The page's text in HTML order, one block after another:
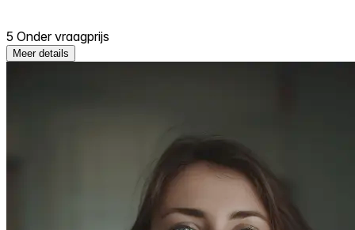
5 Onder vraagprijs
Meer details